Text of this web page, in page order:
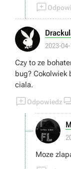

2023-
Czy to ze
bug?
ciala.
Odpowiedz
Moze